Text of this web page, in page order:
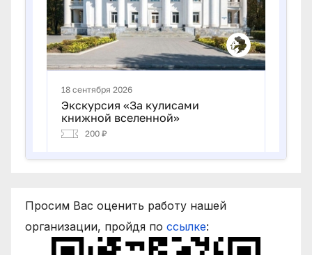
Просим Вас оценить работу нашей
организации, пройдя по ссылке: